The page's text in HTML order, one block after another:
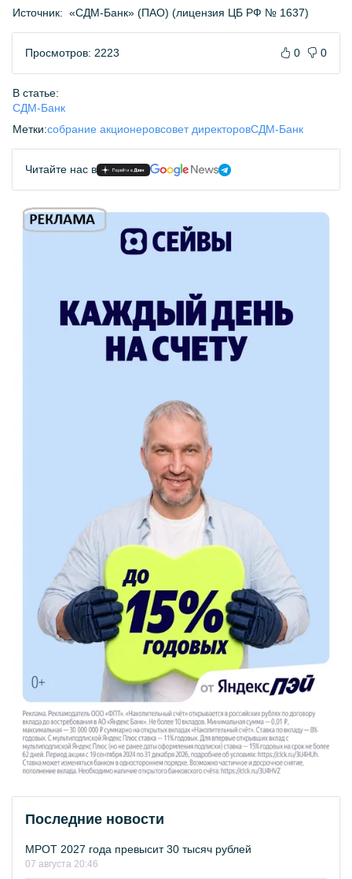
Источник: «СДМ-Банк» (ПАО) (лицензия ЦБ РФ № 1637)
Просмотров: 2223 0 0
В статье:
СДМ-Банк
Метки:собрание акционеровсовет директоровСДМ-Банк
Читайте нас в
Последние новости
МРОТ 2027 года превысит 30 тысяч рублей
07 августа 20:46